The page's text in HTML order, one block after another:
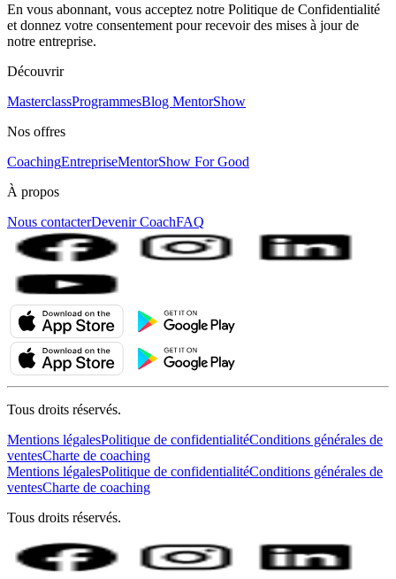
En vous abonnant, vous acceptez notre Politique de Confidentialité
et donnez votre consentement pour recevoir des mises à jour de
notre entreprise.
Découvrir
MasterclassProgrammesBlog MentorShow
Nos offres
CoachingEntrepriseMentorShow For Good
À propos
Nous contacterDevenir CoachFAQ
Tous droits réservés.
Mentions légalesPolitique de confidentialitéConditions générales de
ventesCharte de coaching
Mentions légalesPolitique de confidentialitéConditions générales de
ventesCharte de coaching
Tous droits réservés.